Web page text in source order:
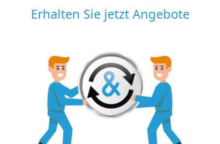
Erhalten Sie jetzt Angebote